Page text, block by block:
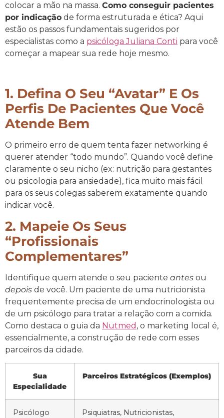
colocar a mão na massa. Como conseguir pacientes
por indicação de forma estruturada e ética? Aqui
estão os passos fundamentais sugeridos por
especialistas como a psicóloga Juliana Conti para você
começar a mapear sua rede hoje mesmo.
1. Defina O Seu “Avatar” E Os
Perfis De Pacientes Que Você
Atende Bem
O primeiro erro de quem tenta fazer networking é
querer atender “todo mundo”. Quando você define
claramente o seu nicho (ex: nutrição para gestantes
ou psicologia para ansiedade), fica muito mais fácil
para os seus colegas saberem exatamente quando
indicar você.
2. Mapeie Os Seus
“profissionais
Complementares”
Identifique quem atende o seu paciente antes ou
depois de você. Um paciente de uma nutricionista
frequentemente precisa de um endocrinologista ou
de um psicólogo para tratar a relação com a comida.
Como destaca o guia da Nutmed , o marketing local é,
essencialmente, a construção de rede com esses
parceiros da cidade.
Sua
Especialidade
Parceiros Estratégicos (Exemplos)
Psicólogo
Psiquiatras, Nutricionistas,